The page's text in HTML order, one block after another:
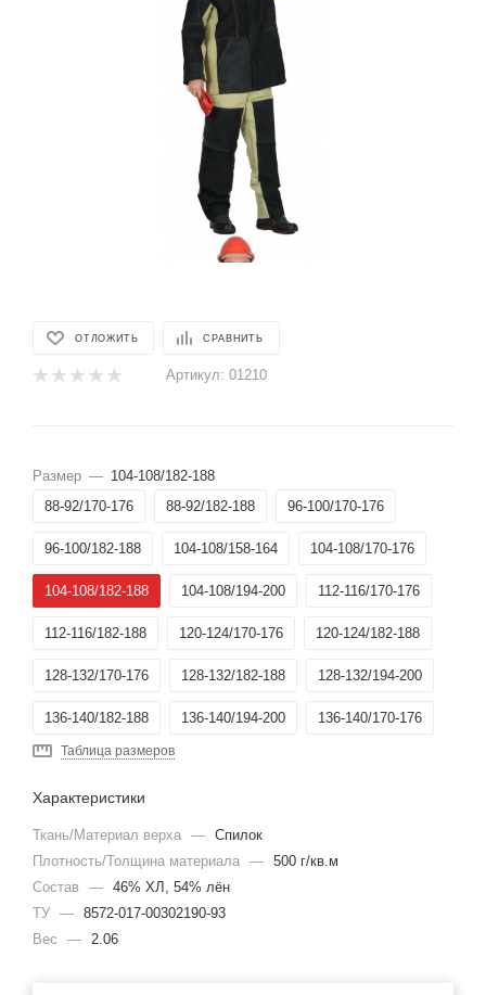
ОТЛОЖИТЬ СРАВНИТЬ
Артикул: 01210
Размер — 104-108/182-188
88-92/170-176
88-92/182-188 96-100/170-176
96-100/182-188 104-108/158-164 104-108/170-176
104-108/182-188 104-108/194-200 112-116/170-176
112-116/182-188 120-124/170-176 120-124/182-188
128-132/170-176 128-132/182-188 128-132/194-200
136-140/182-188 136-140/194-200 136-140/170-176
120-124/158-164
Таблица размеров
Характеристики
Ткань/Материал верха — Спилок
Плотность/Толщина материала — 500 г/кв.м
Состав
— 46% ХЛ, 54% лён
ТУ — 8572-017-00302190-93
Вес
— 2.06